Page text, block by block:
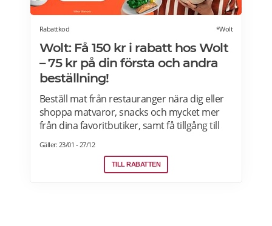
Rabattkod *Wolt
Wolt: Få 150 kr i rabatt hos Wolt
– 75 kr på din första och andra
beställning!
Beställ mat från restauranger nära dig eller
shoppa matvaror, snacks och mycket mer
från dina favoritbutiker, samt få tillgång till
Efter att du klickat på "Till rabatten" får du en
Gäller: 23/01 - 27/12
TILL RABATTEN